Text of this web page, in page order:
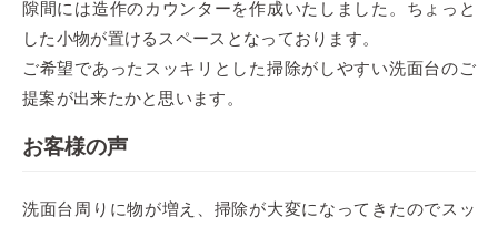
隙間には造作のカウンターを作成いたしました。ちょっと
した小物が置けるスペースとなっております。
ご希望であったスッキリとした掃除がしやすい洗面台のご
提案が出来たかと思います。
お客様の声
洗面台周りに物が増え、掃除が大変になってきたのでスッ